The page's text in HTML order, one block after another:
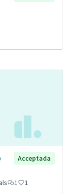
Acceptada
1 1